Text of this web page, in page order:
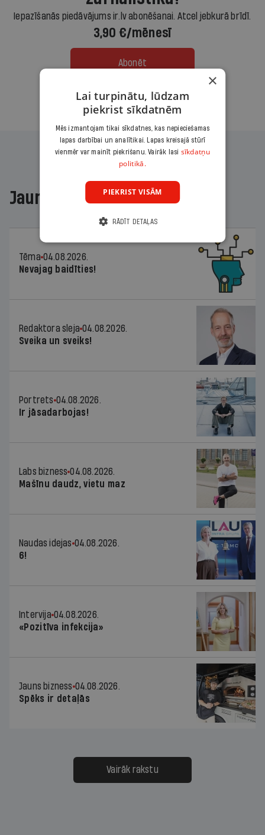
Iepazīšanās piedāvājums ir.lv abonēšanai. Atcel jebkurā brīdī.
3,90 €/mēnesī
Abonēt
Citas abonēšanas iespējas meklē šeit
Jaunākajā žurnālā
Tēma 04.08.2026.
Nevajag baidīties!
Redaktora sleja 04.08.2026.
Sveika un sveiks!
Portrets 04.08.2026.
Ir jāsadarbojas!
Labs bizness 04.08.2026.
Mašīnu daudz, vietu maz
Naudas idejas 04.08.2026.
6!
Intervija 04.08.2026.
«Pozitīva infekcija»
Jauns bizness 04.08.2026.
Spēks ir detaļās
Vairāk rakstu
×
Lai turpinātu, lūdzam
piekrist sīkdatnēm
Mēs izmantojam tikai sīkdatnes, kas nepieciešamas
lapas darbībai un analītikai. Lapas kreisajā stūrī
vienmēr var mainīt piekrišanu. Vairāk lasi sīkdatņu
politikā.
PIEKRIST VISĀM
RĀDĪT DETAĻAS